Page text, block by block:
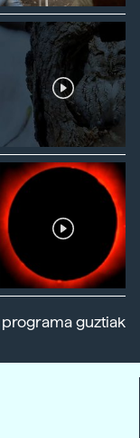
programa guztiak